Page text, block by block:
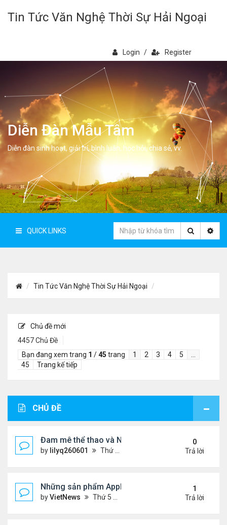
Tin Tức Văn Nghệ Thời Sự Hải Ngoại
Login / Register
Diễn Đàn Mẫu Tâm
Diễn đàn sinh hoạt, giải trí, bình luân, học hỏi, chia sẻ, vv.
QUICK LINKS
Tin Tức Văn Nghệ Thời Sự Hải Ngoại
Chủ đề mới
4457 Chủ Đề
Bạn đang xem trang 1 /45 trang 1 2 3 4 5
45
Trang kế tiếp
CHỦ ĐỀ
Đam mê thể thao và Ngôn ngữ thiết kế: Góc nhìn
by lilyq260601 Thứ 4 Tháng 7 22, 2026 7:13 pm
0
Trả lời
Những sản phẩm Apple có thể ra mắt ngày 8/3
byVietNews Thứ 5 Tháng 3 03, 2022 12:34 pm
1
Trả lời